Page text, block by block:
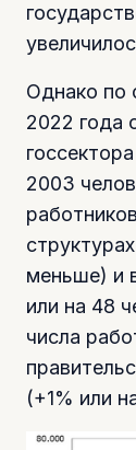
Однако по
2022 года
2003
меньше) и
или на 48
числа
(+1% или